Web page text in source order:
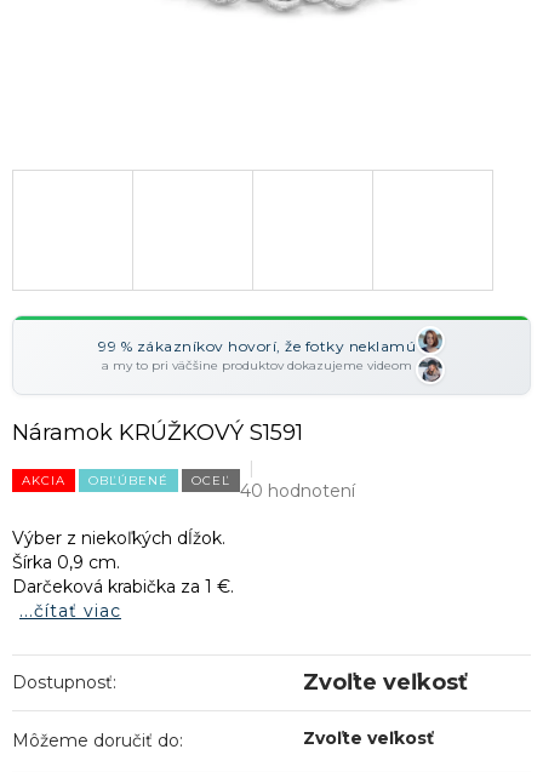
99 % zákazníkov hovorí, že fotky neklamú
a my to pri väčšine produktov dokazujeme videom
Náramok KRÚŽKOVÝ S1591
AKCIA OBĽÚBENÉ OCEĽ 40 hodnotení
Výber z niekoľkých dĺžok.
Šírka 0,9 cm.
Darčeková krabička za 1 €.
...čítať viac
Dostupnosť: Zvoľte veľkosť
Môžeme doručiť do: Zvoľte veľkosť